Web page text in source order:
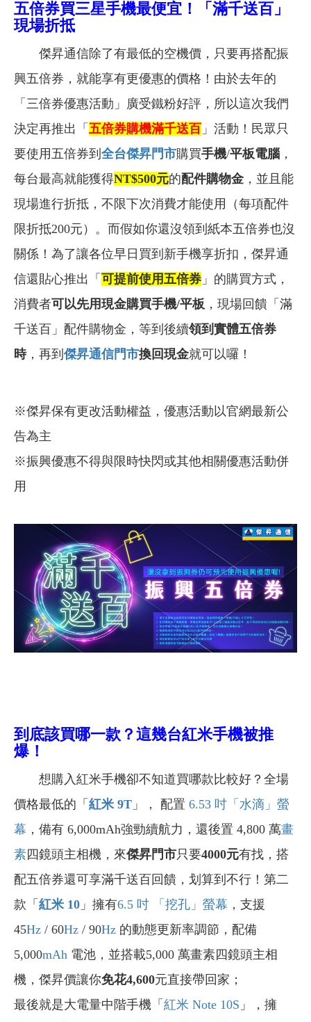
五倍券買三星手機最便宜！「滿千送百」
現場折抵
傑昇通信除了有最低的空機價，只要再搭配振
興五倍券，就能享有更優惠的價格！由於去年的
「三倍券優惠活動」廣受鐵粉好評，所以這次我們
決定再推出「 五倍券購機滿千送百 」活動！民眾只
要使用五倍券到 全台傑昇門市購買手機/平板電腦 ，
每台最高就能獲得NT$500元的配件購物金 ，並且能
現場進行折抵，不限下次消費才能使用（每項配件
限折抵200元）。而假如你還沒領到紙本五倍券也沒
關係！為了讓各位早日買到新手機享折扣，傑昇通
信還貼心推出「 可提前使用五倍券 」的購買方式，
消費者可以先用現金購買手機/平板 ，現場回饋「滿
千送百」配件購物金，等到後續領到實體五倍券
時，再到 傑昇通信門市換回現金就可以囉！
※傑昇保有更改活動權益，優惠活動以官網最新公
告為主
※振興優惠不得與限時快閃或其他相關優惠活動併
用
到底該買哪一款？這幾台紅米手機被推
爆！
想購入紅米手機卻不知道買哪款比較好？全場
價格最低的「 紅米 9T 」， 配置 6.53 吋 「水滴」螢
幕 ，備有 6,000mAh強勁續航力，還後置 4,800 萬畫
素四鏡頭主相機，來傑昇門市只要4000元有找，搭
配五倍券還可享滿千送百回饋，划算到不行！第二
款「 紅米 10 」擁有6.5 吋 「挖孔」螢幕 ，支援
45Hz / 60Hz / 90Hz 的動態更新率調節，配備
5,000mAh 電池，並搭載5,000 萬畫素四鏡頭主相
機，傑昇價讓你免花4,600元直接帶回家；
最後就是大電量中階手機「 紅米 Note 10S 」，擁